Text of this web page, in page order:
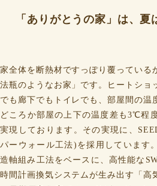
「ありがとうの家」は、夏
家全体を断熱材ですっぽり覆っている
法瓶のようなお家」です。ヒートショ
でも廊下でもトイレでも、部屋間の温
どころか部屋の上下の温度差も3℃程
実現しております。その実現に、
パーウォール工法)を採用しています
造軸組み工法をベースに、高性能な
時間計画換気システムが生み出す「高